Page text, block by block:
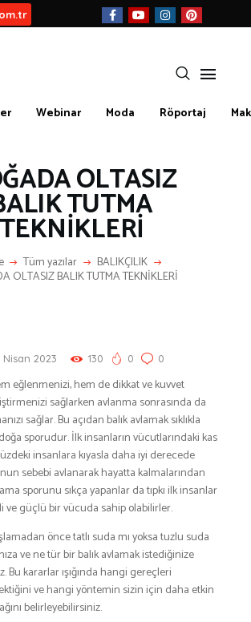
Webinar Moda Röportaj
OLTASIZ
TUTMA
TEKNİKLERİ
Tüm yazılar BALIKÇILIK
OLTASIZ BALIK TUTMA TEKNİKLERİ
BİLGİLER
| SANAT
& HAVUZ
AVI
Nisan 2023 130 0 0
eğlenmenizi, hem de dikkat ve kuvvet
sağlarken avlanma sonrasında da
sağlar. Bu açıdan balık avlamak sıklıkla
sporudur. İlk insanların vücutlarındaki kas
insanlara kıyasla daha iyi derecede
sebebi avlanarak hayatta kalmalarından
sporunu sıkça yapanlar da tıpkı ilk insanlar
ve güçlü bir vücuda sahip olabilirler.
önce tatlı suda mı yoksa tuzlu suda
ve ne tür bir balık avlamak istediğinize
Bu kararlar ışığında hangi gereçleri
ve hangi yöntemin sizin için daha etkin
belirleyebilirsiniz.